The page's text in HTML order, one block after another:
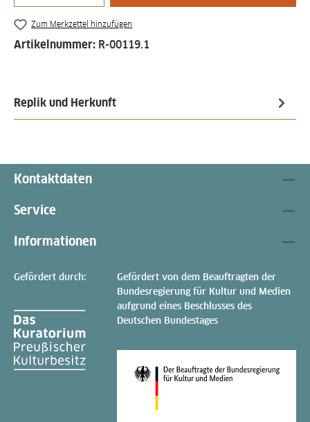
Zum Merkzettel hinzufügen
Artikelnummer: R-00119.1
Replik und Herkunft
Kontaktdaten
Service
Informationen
Gefördert durch:
Gefördert von dem Beauftragten der
Bundesregierung für Kultur und Medien
aufgrund eines Beschlusses des
Deutschen Bundestages